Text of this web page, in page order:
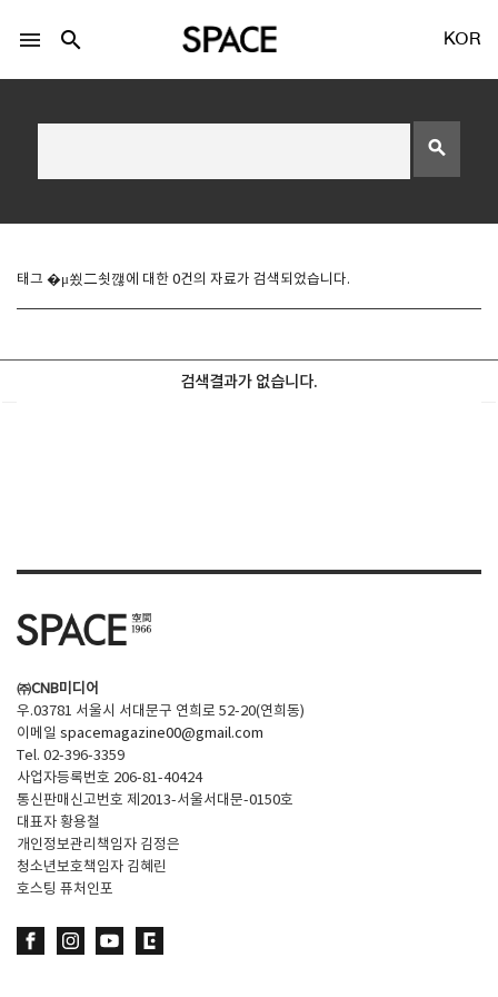
Twitter 로그인
기사문의
Contact
menu search KOR
search
태그 �μ쑀二쇳깮에 대한 0건의 자료가 검색되었습니다.
검색결과가 없습니다.
㈜CNB미디어
우.03781 서울시 서대문구 연희로 52-20(연희동)
이메일 spacemagazine00@gmail.com
Tel. 02-396-3359
사업자등록번호 206-81-40424
통신판매신고번호 제2013-서울서대문-0150호
대표자 황용철
개인정보관리책임자 김정은
청소년보호책임자 김혜린
호스팅 퓨처인포